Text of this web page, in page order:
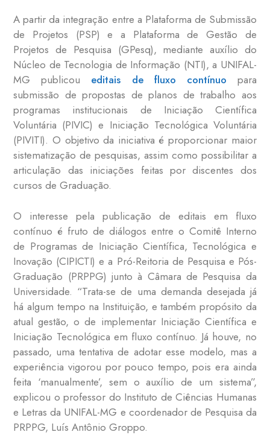
A partir da integração entre a Plataforma de Submissão
de Projetos (PSP) e a Plataforma de Gestão de
Projetos de Pesquisa (GPesq), mediante auxílio do
Núcleo de Tecnologia de Informação (NTI), a UNIFAL-
MG publicou editais de fluxo contínuo para
submissão de propostas de planos de trabalho aos
programas institucionais de Iniciação Científica
Voluntária (PIVIC) e Iniciação Tecnológica Voluntária
(PIVITI). O objetivo da iniciativa é proporcionar maior
sistematização de pesquisas, assim como possibilitar a
articulação das iniciações feitas por discentes dos
cursos de Graduação.
O interesse pela publicação de editais em fluxo
contínuo é fruto de diálogos entre o Comitê Interno
de Programas de Iniciação Científica, Tecnológica e
Inovação (CIPICTI) e a Pró-Reitoria de Pesquisa e Pós-
Graduação (PRPPG) junto à Câmara de Pesquisa da
Universidade. “Trata-se de uma demanda desejada já
há algum tempo na Instituição, e também propósito da
atual gestão, o de implementar Iniciação Científica e
Iniciação Tecnológica em fluxo contínuo. Já houve, no
passado, uma tentativa de adotar esse modelo, mas a
experiência vigorou por pouco tempo, pois era ainda
feita ‘manualmente’, sem o auxílio de um sistema”,
explicou o professor do Instituto de Ciências Humanas
e Letras da UNIFAL-MG e coordenador de Pesquisa da
PRPPG, Luís Antônio Groppo.